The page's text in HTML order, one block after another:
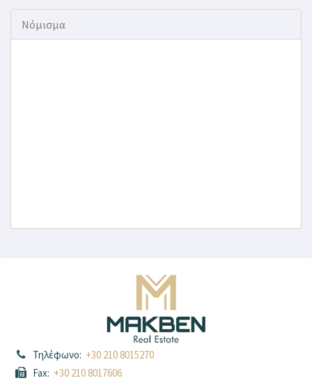
Νόμισμα
Τηλέφωνο: +30 210 8015270
Fax: +30 210 8017606